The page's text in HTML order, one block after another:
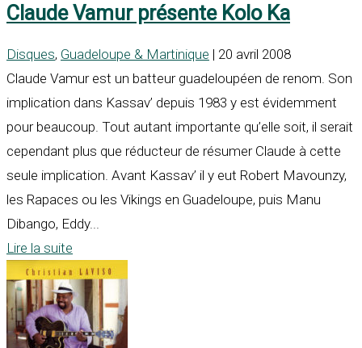
Claude Vamur présente Kolo Ka
Disques, Guadeloupe & Martinique | 20 avril 2008
Claude Vamur est un batteur guadeloupéen de renom. Son
implication dans Kassav’ depuis 1983 y est évidemment
pour beaucoup. Tout autant importante qu’elle soit, il serait
cependant plus que réducteur de résumer Claude à cette
seule implication. Avant Kassav’ il y eut Robert Mavounzy,
les Rapaces ou les Vikings en Guadeloupe, puis Manu
Dibango, Eddy...
Lire la suite